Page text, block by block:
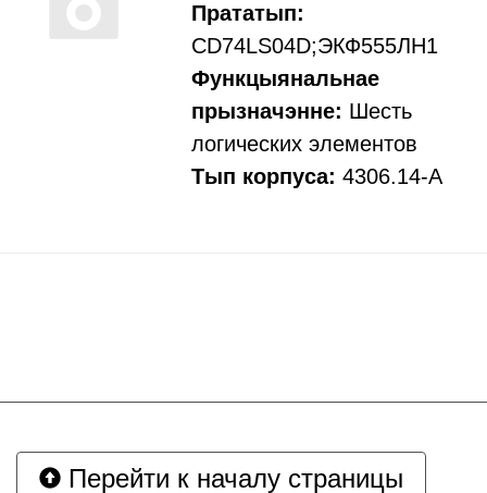
Прататып:
CD74LS04D;ЭКФ555ЛН1
Функцыянальнае
прызначэнне: Шесть
логических элементов
Тып корпуса: 4306.14-А
Перейти к началу страницы